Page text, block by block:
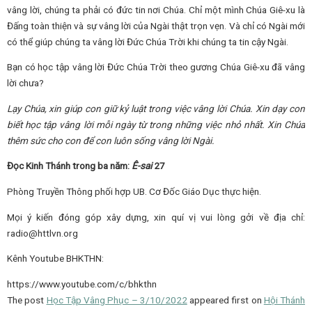
vâng lời, chúng ta phải có đức tin nơi Chúa. Chỉ một mình Chúa Giê-xu là
Đấng toàn thiện và sự vâng lời của Ngài thật trọn vẹn. Và chỉ có Ngài mới
có thể giúp chúng ta vâng lời Đức Chúa Trời khi chúng ta tin cậy Ngài.
Bạn có học tập vâng lời Đức Chúa Trời theo gương Chúa Giê-xu đã vâng
lời chưa?
Lạy Chúa, xin giúp con giữ kỷ luật trong việc vâng lời Chúa. Xin dạy con
biết học tập vâng lời mỗi ngày từ trong những việc nhỏ nhất. Xin Chúa
thêm sức cho con để con luôn sống vâng lời Ngài.
Đọc Kinh Thánh trong ba năm: Ê-sai27
Phòng Truyền Thông phối hợp UB. Cơ Đốc Giáo Dục thực hiện.
Mọi ý kiến đóng góp xây dựng, xin quí vị vui lòng gởi về địa chỉ:
radio@httlvn.org
Kênh Youtube BHKTHN:
https://www.youtube.com/c/bhkthn
The post Học Tập Vâng Phục – 3/10/2022 appeared first on Hội Thánh